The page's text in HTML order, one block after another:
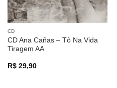
CD
CD Ana Cañas – Tô Na Vida
Tiragem AA
R$29,90